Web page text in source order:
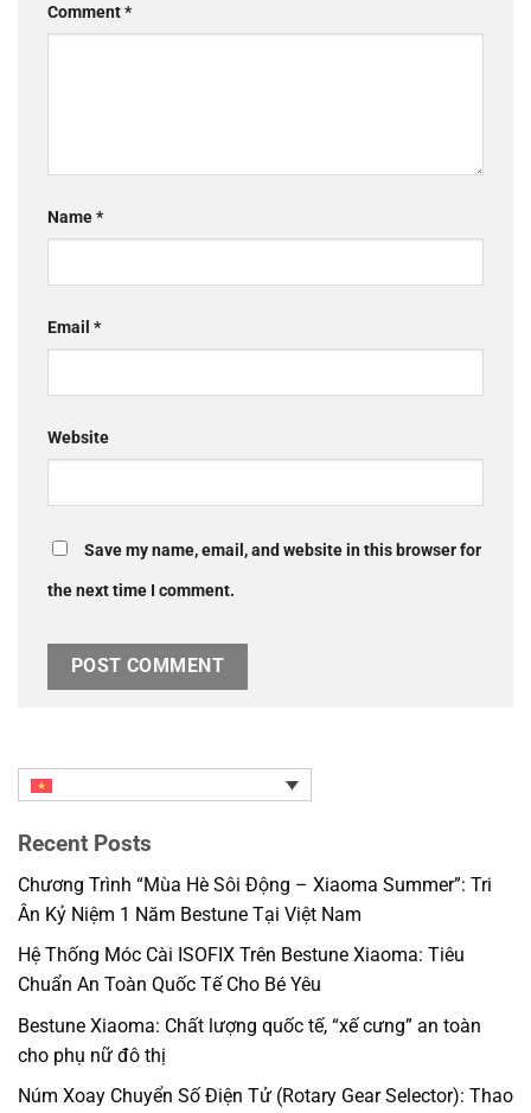
Comment*
Name*
Email *
Website
Save my name, email, and website in this browser for
the next time I comment.
Recent Posts
Chương Trình “Mùa Hè Sôi Động – Xiaoma Summer”: Tri
Ân Kỷ Niệm 1 Năm Bestune Tại Việt Nam
Hệ Thống Móc Cài ISOFIX Trên Bestune Xiaoma: Tiêu
Chuẩn An Toàn Quốc Tế Cho Bé Yêu
Bestune Xiaoma: Chất lượng quốc tế, “xế cưng” an toàn
cho phụ nữ đô thị
Núm Xoay Chuyển Số Điện Tử (Rotary Gear Selector): Thao